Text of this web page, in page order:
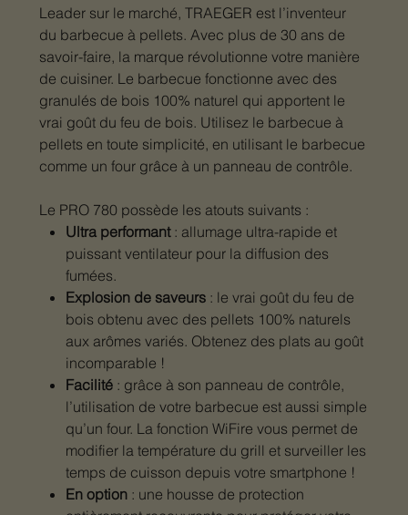
Leader sur le marché, TRAEGER est l’inventeur
du barbecue à pellets. Avec plus de 30 ans de
savoir-faire, la marque révolutionne votre manière
de cuisiner. Le barbecue fonctionne avec des
granulés de bois 100% naturel qui apportent le
vrai goût du feu de bois. Utilisez le barbecue à
pellets en toute simplicité, en utilisant le barbecue
comme un four grâce à un panneau de contrôle.
Le PRO 780 possède les atouts suivants :
Ultra performant: allumage ultra-rapide et
puissant ventilateur pour la diffusion des
fumées.
Explosion de saveurs: le vrai goût du feu de
bois obtenu avec des pellets 100% naturels
aux arômes variés. Obtenez des plats au goût
incomparable !
Facilité: grâce à son panneau de contrôle,
l’utilisation de votre barbecue est aussi simple
qu’un four. La fonction WiFire vous permet de
modifier la température du grill et surveiller les
temps de cuisson depuis votre smartphone !
En option: une housse de protection